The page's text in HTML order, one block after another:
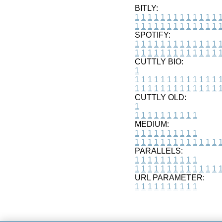
BITLY:
1 1 1 1 1 1 1 1 1 1 1 1 1 1
1 1 1 1 1 1 1 1 1 1 1 1 1 1
SPOTIFY:
1 1 1 1 1 1 1 1 1 1 1 1 1 1
1 1 1 1 1 1 1 1 1 1 1 1 1 1
CUTTLY BIO:
1
1 1 1 1 1 1 1 1 1 1 1 1 1 1
1 1 1 1 1 1 1 1 1 1 1 1 1 1
CUTTLY OLD:
1
1 1 1 1 1 1 1 1 1 1
MEDIUM:
1 1 1 1 1 1 1 1 1 1
1 1 1 1 1 1 1 1 1 1 1 1 1 1
PARALLELS:
1 1 1 1 1 1 1 1 1 1
1 1 1 1 1 1 1 1 1 1 1 1 1 1
URL PARAMETER:
1 1 1 1 1 1 1 1 1 1